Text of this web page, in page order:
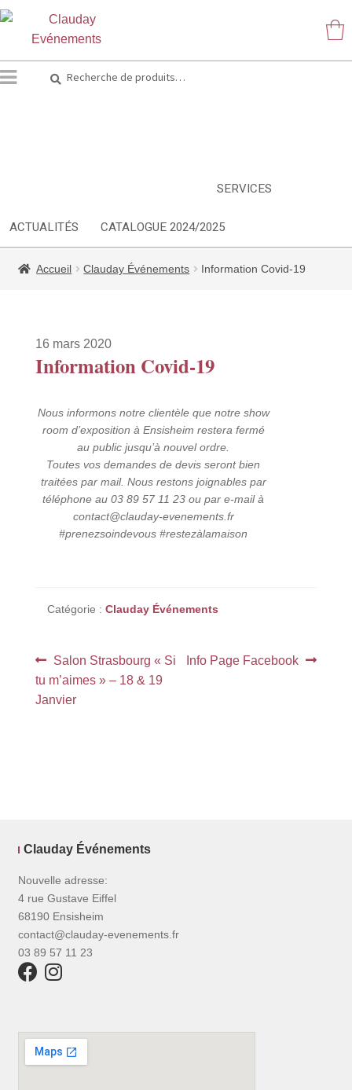
pour :
SERVICES
ACTUALITÉS CATALOGUE 2024/2025
Accueil Clauday Événements Information Covid-19
16 mars 2020
Information Covid-19
Nous informons notre clientèle que notre show
room d’exposition à Ensisheim restera fermé
au public jusqu’à nouvel ordre.
Toutes vos demandes de devis seront bien
traitées par mail. Nous restons joignables par
téléphone au 03 89 57 11 23 ou par e-mail à
contact@clauday-evenements.fr
#prenezsoindevous #restezàlamaison
Catégorie :Clauday Événements
Navigation
de
Article
précédent :
Salon Strasbourg « Si
tu m’aimes » – 18 & 19
Janvier
Article
Info Page Facebook
Clauday Événements
Nouvelle adresse:
4 rue Gustave Eiffel
68190 Ensisheim
contact@clauday-evenements.fr
03 89 57 11 23